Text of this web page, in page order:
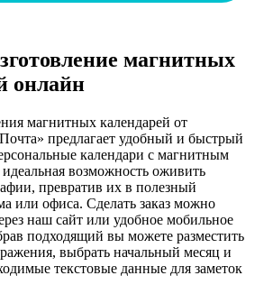
магнитных
онлайн
магнитных календарей от
предлагает удобный и быстрый
календари с магнитным
возможность оживить
превратив их в полезный
или офиса. Сделать заказ можно
наш сайт или удобное мобильное
подходящий вы можете разместить
выбрать начальный месяц и
текстовые данные для заметок